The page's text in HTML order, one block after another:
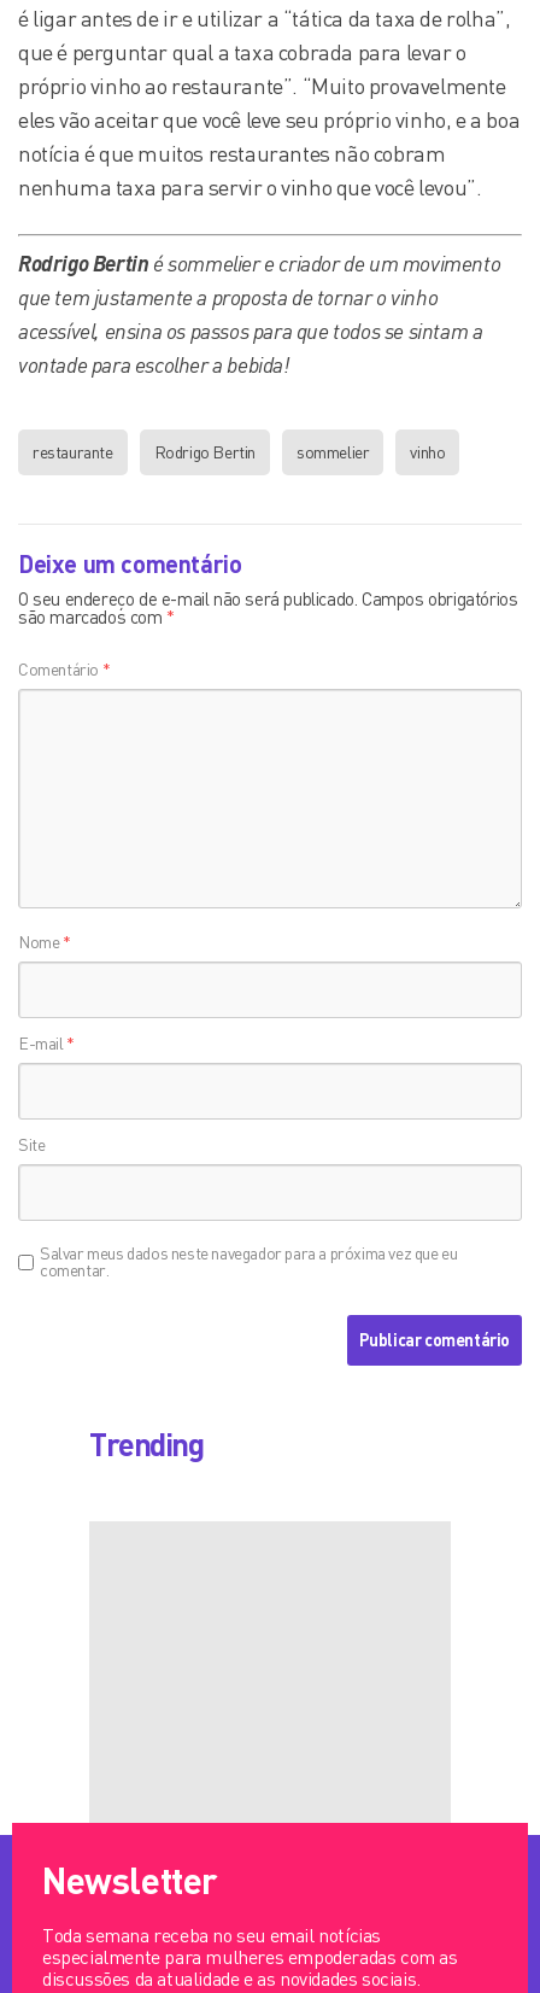
é ligar antes de ir e utilizar a “tática da taxa de rolha”,
que é perguntar qual a taxa cobrada para levar o
próprio vinho ao restaurante”. “Muito provavelmente
eles vão aceitar que você leve seu próprio vinho, e a boa
notícia é que muitos restaurantes não cobram
nenhuma taxa para servir o vinho que você levou”.
Rodrigo Bertin é sommelier e criador de um movimento
que tem justamente a proposta de tornar o vinho
acessível, ensina os passos para que todos se sintam a
vontade para escolher a bebida!
restaurante Rodrigo Bertin sommelier vinho
Deixe um comentário
O seu endereço de e-mail não será publicado. Campos obrigatórios
são marcados com *
Comentário *
Nome*
E-mail *
Site
Salvar meus dados neste navegador para a próxima vez que eu
comentar.
Trending
Newsletter
Toda semana receba no seu email notícias
especialmente para mulheres empoderadas com as
discussões da atualidade e as novidades sociais.